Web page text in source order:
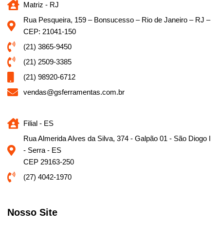
Matriz - RJ
Rua Pesqueira, 159 – Bonsucesso – Rio de Janeiro – RJ –
CEP: 21041-150
(21) 3865-9450
(21) 2509-3385
(21) 98920-6712
vendas@gsferramentas.com.br
Filial - ES
Rua Almerida Alves da Silva, 374 - Galpão 01 - São Diogo I
- Serra - ES
CEP 29163-250
(27) 4042-1970
Nosso Site